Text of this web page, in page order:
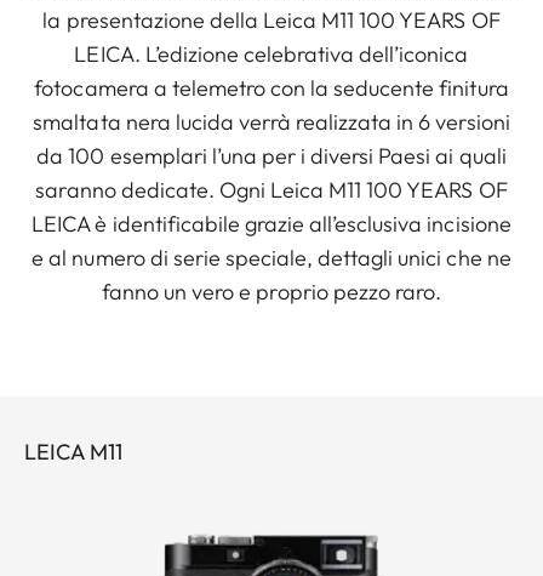
la presentazione della Leica M11 100 YEARS OF
LEICA. L’edizione celebrativa dell’iconica
fotocamera a telemetro con la seducente finitura
smaltata nera lucida verrà realizzata in 6 versioni
da 100 esemplari l’una per i diversi Paesi ai quali
saranno dedicate. Ogni Leica M11 100 YEARS OF
LEICA è identificabile grazie all’esclusiva incisione
e al numero di serie speciale, dettagli unici che ne
fanno un vero e proprio pezzo raro.
LEICA M11